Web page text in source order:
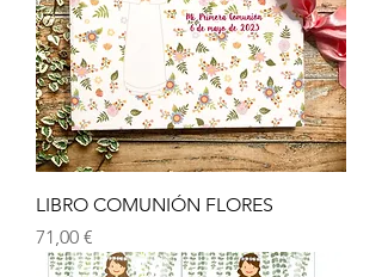
LIBRO COMUNIÓN FLORES
Precio
71,00 €